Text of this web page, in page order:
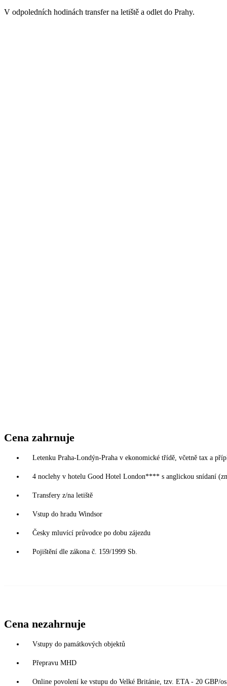
V odpoledních hodinách transfer na letiště a odlet do Prahy.
Cena zahrnuje
Letenku Praha-Londýn-Praha v ekonomické třídě, včetně tax a
4 noclehy v hotelu Good Hotel London**** s anglickou snídaní
Transfery z/na letiště
Vstup do hradu Windsor
Česky mluvící průvodce po dobu zájezdu
Pojištění dle zákona č. 159/1999 Sb.
Cena nezahrnuje
Vstupy do památkových objektů
Přepravu MHD
Online povolení ke vstupu do Velké Británie, tzv. ETA - 20 GBP/